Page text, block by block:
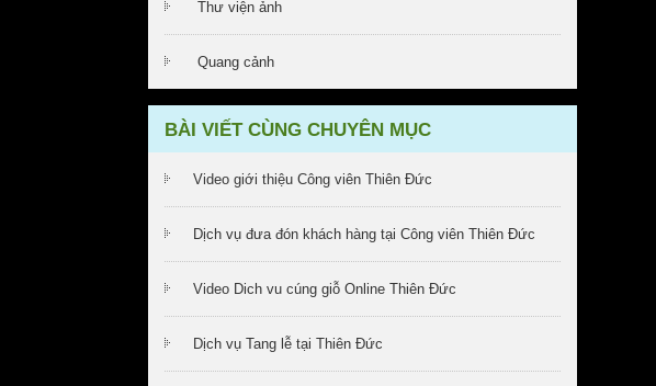
Thư viện ảnh
Quang cảnh
BÀI VIẾT CÙNG CHUYÊN MỤC
Video giới thiệu Công viên Thiên Đức
Dịch vụ đưa đón khách hàng tại Công viên Thiên Đức
Video Dich vu cúng giỗ Online Thiên Đức
Dịch vụ Tang lễ tại Thiên Đức